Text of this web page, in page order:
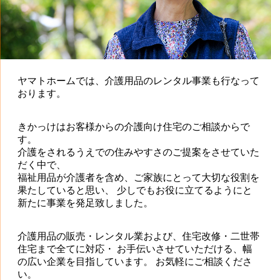
ヤマトホームでは、介護用品のレンタル事業も行なって
おります。
きかっけはお客様からの介護向け住宅のご相談からで
す。
介護をされるうえでの住みやすさのご提案をさせていた
だく中で、
福祉用品が介護者を含め、ご家族にとって大切な役割を
果たしていると思い、 少しでもお役に立てるようにと
新たに事業を発足致しました。
介護用品の販売・レンタル業および、住宅改修・二世帯
住宅まで全てに対応・ お手伝いさせていただける、幅
の広い企業を目指しています。 お気軽にご相談くださ
い。